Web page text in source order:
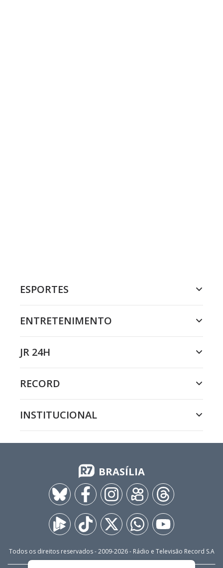
ESPORTES
ENTRETENIMENTO
JR 24H
RECORD
INSTITUCIONAL
BRASÍLIA
Todos os direitos reservados - 2009-2026- Rádio e Televisão Record S.A